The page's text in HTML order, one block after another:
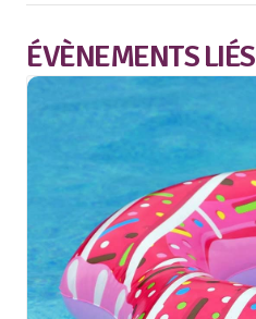
ÉVÈNEMENTS LIÉS